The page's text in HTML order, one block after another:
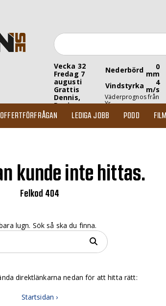
Vecka 32
Fredag 7
augusti
Grattis
Dennis,
Denise
Nederbörd 0
mm
Vindstyrka
4
m/s
Väderprognos från
Yr
OFFERTFÖRFRÅGAN LEDIGA JOBB PODD FILM
kunde inte hittas.
Felkod 404
lugn. Sök så ska du finna.
direktlänkarna nedan för att hitta rätt:
Startsidan ›